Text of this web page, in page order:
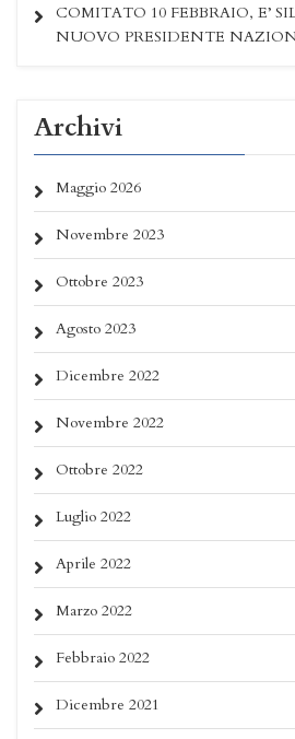
COMITATO 10 FEBBRAIO, E’
NUOVO PRESIDENTE
Archivi
Maggio 2026
Novembre 2023
Ottobre 2023
Agosto 2023
Dicembre 2022
Novembre 2022
Ottobre 2022
Luglio 2022
Aprile 2022
Marzo 2022
Febbraio 2022
Dicembre 2021